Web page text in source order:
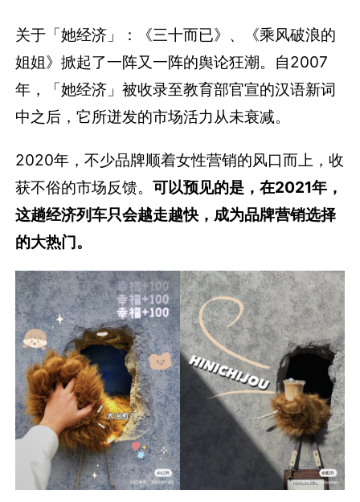
关于「她经济」：《三十而已》、《乘风破浪的
姐姐》掀起了一阵又一阵的舆论狂潮。自2007
年，「她经济」被收录至教育部官宣的汉语新词
中之后，它所迸发的市场活力从未衰减。
2020年，不少品牌顺着女性营销的风口而上，收
获不俗的市场反馈。可以预见的是，在2021年，
这趟经济列车只会越走越快，成为品牌营销选择
的大热门。